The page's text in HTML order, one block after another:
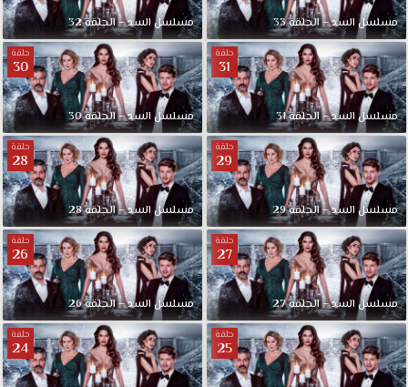
مسلسل السد – الحلقة 33 مسلسل السد – الحلقة 32
حلقة
31
مسلسل السد – الحلقة 31
حلقة
30
مسلسل السد – الحلقة 30
حلقة
29
مسلسل السد – الحلقة 29
حلقة
28
مسلسل السد – الحلقة 28
حلقة
27
مسلسل السد – الحلقة 27
حلقة
26
مسلسل السد – الحلقة 26
حلقة
25
حلقة
24